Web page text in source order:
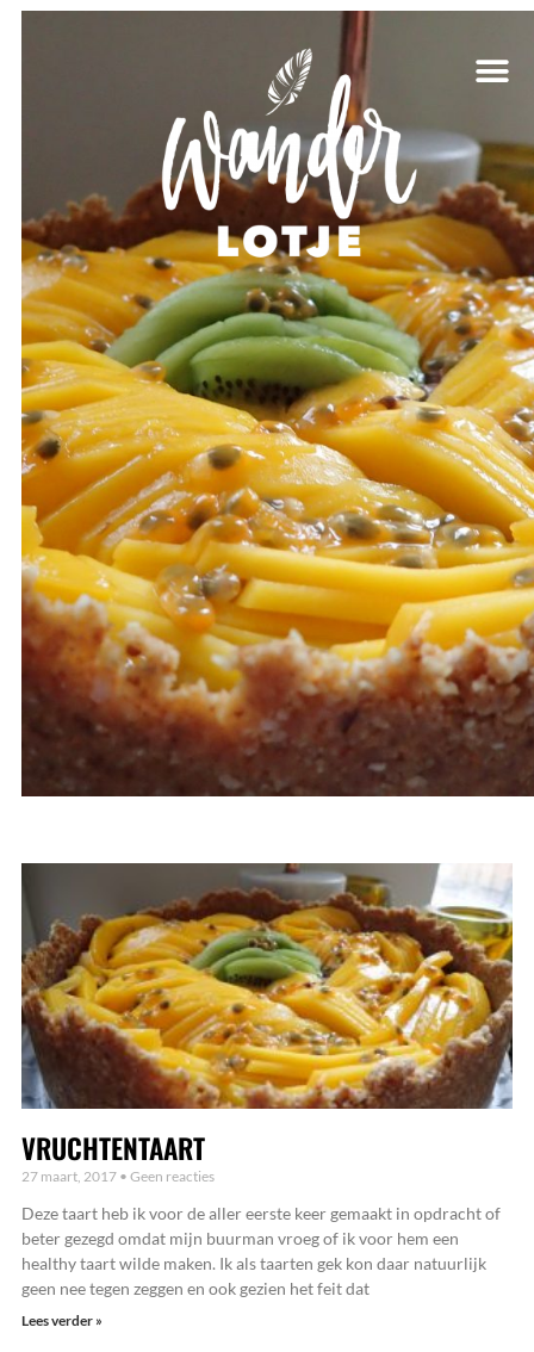
BLOGARTIKELEN OVER
FRUIT
VRUCHTENTAART
27 maart, 2017 Geen reacties
Deze taart heb ik voor de aller eerste keer gemaakt in opdracht of
beter gezegd omdat mijn buurman vroeg of ik voor hem een
healthy taart wilde maken. Ik als taarten gek kon daar natuurlijk
geen nee tegen zeggen en ook gezien het feit dat
Lees verder »